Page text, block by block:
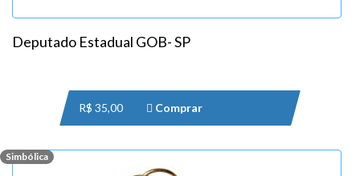
Deputado Estadual GOB- SP
R$ 35,00 Comprar
Simbólica